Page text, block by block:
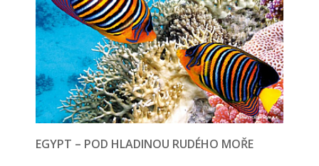
EGYPT – POD HLADINOU RUDÉHO MOŘE